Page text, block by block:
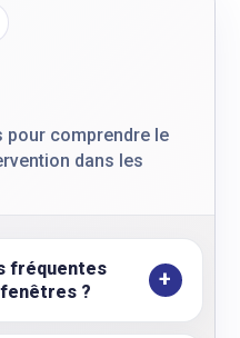
pour comprendre le
dans les
fréquentes
?